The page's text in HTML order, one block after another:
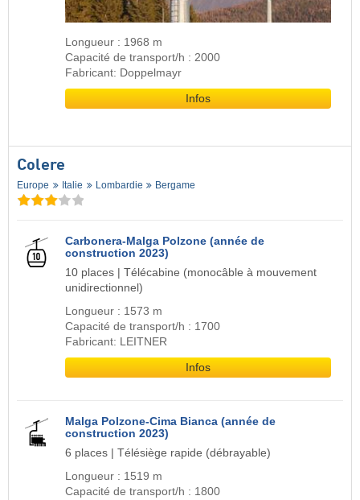
Longueur : 1968 m
Capacité de transport/h : 2000
Fabricant: Doppelmayr
Infos
Colere
Europe Italie Lombardie Bergame
Carbonera-Malga Polzone (année de
construction 2023)
10 places | Télécabine (monocâble à mouvement
unidirectionnel)
Longueur : 1573 m
Capacité de transport/h : 1700
Fabricant: LEITNER
Infos
Malga Polzone-Cima Bianca (année de
construction 2023)
6 places | Télésiège rapide (débrayable)
Longueur : 1519 m
Capacité de transport/h : 1800